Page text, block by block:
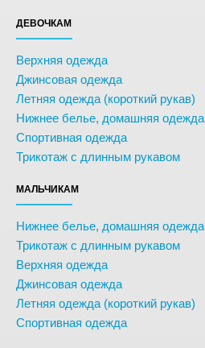
ДЕВОЧКАМ
Верхняя одежда
Джинсовая одежда
Летняя одежда (короткий рукав)
Нижнее белье, домашняя одежда
Спортивная одежда
Трикотаж с длинным рукавом
МАЛЬЧИКАМ
Нижнее белье, домашняя одежда
Трикотаж с длинным рукавом
Верхняя одежда
Джинсовая одежда
Летняя одежда (короткий рукав)
Спортивная одежда